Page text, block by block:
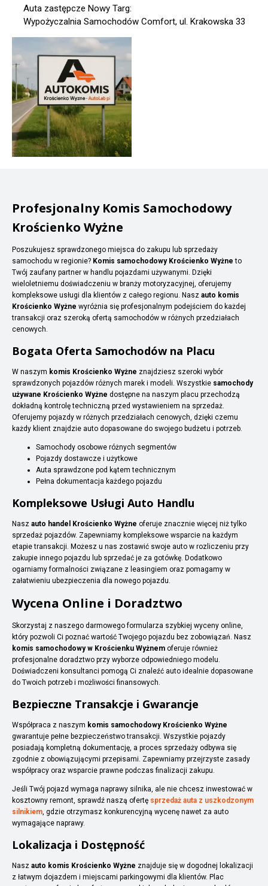
Auta zastępcze Nowy Targ:
Wypożyczalnia Samochodów Comfort, ul. Krakowska 33
Profesjonalny Komis Samochodowy
Krościenko Wyżne
Poszukujesz sprawdzonego miejsca do zakupu lub sprzedaży
samochodu w regionie? Komis samochodowy Krościenko Wyżne to
Twój zaufany partner w handlu pojazdami używanymi. Dzięki
wieloletniemu doświadczeniu w branży motoryzacyjnej, oferujemy
kompleksowe usługi dla klientów z całego regionu. Nasz auto komis
Krościenko Wyżne wyróżnia się profesjonalnym podejściem do każdej
transakcji oraz szeroką ofertą samochodów w różnych przedziałach
cenowych.
Bogata Oferta Samochodów na Placu
W naszym komis Krościenko Wyżne znajdziesz szeroki wybór
sprawdzonych pojazdów różnych marek i modeli. Wszystkie samochody
używane Krościenko Wyżne dostępne na naszym placu przechodzą
dokładną kontrolę techniczną przed wystawieniem na sprzedaż.
Oferujemy pojazdy w różnych przedziałach cenowych, dzięki czemu
każdy klient znajdzie auto dopasowane do swojego budżetu i potrzeb.
Samochody osobowe różnych segmentów
Pojazdy dostawcze i użytkowe
Auta sprawdzone pod kątem technicznym
Pełna dokumentacja każdego pojazdu
Kompleksowe Usługi Auto Handlu
Nasz auto handel Krościenko Wyżne oferuje znacznie więcej niż tylko
sprzedaż pojazdów. Zapewniamy kompleksowe wsparcie na każdym
etapie transakcji. Możesz u nas zostawić swoje auto w rozliczeniu przy
zakupie innego pojazdu lub sprzedać je za gotówkę. Dodatkowo
ogarniamy formalności związane z leasingiem oraz pomagamy w
załatwieniu ubezpieczenia dla nowego pojazdu.
Wycena Online i Doradztwo
Skorzystaj z naszego darmowego formularza szybkiej wyceny online,
który pozwoli Ci poznać wartość Twojego pojazdu bez zobowiązań. Nasz
komis samochodowy w Krościenku Wyżnem oferuje również
profesjonalne doradztwo przy wyborze odpowiedniego modelu.
Doświadczeni konsultanci pomogą Ci znaleźć auto idealnie dopasowane
do Twoich potrzeb i możliwości finansowych.
Bezpieczne Transakcje i Gwarancje
Współpraca z naszym komis samochodowy Krościenko Wyżne
gwarantuje pełne bezpieczeństwo transakcji. Wszystkie pojazdy
posiadają kompletną dokumentację, a proces sprzedaży odbywa się
zgodnie z obowiązującymi przepisami. Zapewniamy przejrzyste zasady
współpracy oraz wsparcie prawne podczas finalizacji zakupu.
Jeśli Twój pojazd wymaga naprawy silnika, ale nie chcesz inwestować w
kosztowny remont, sprawdź naszą ofertę sprzedaż auta z uszkodzonym
silnikiem, gdzie otrzymasz konkurencyjną wycenę nawet za auto
wymagające naprawy.
Lokalizacja i Dostępność
Nasz auto komis Krościenko Wyżne znajduje się w dogodnej lokalizacji
z łatwym dojazdem i miejscami parkingowymi dla klientów. Plac